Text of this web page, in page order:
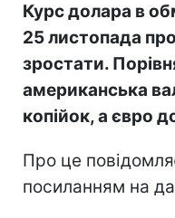
Курс долара в
25 листопада
зростати.
американська
копійок, а євро
Про це
посиланням на